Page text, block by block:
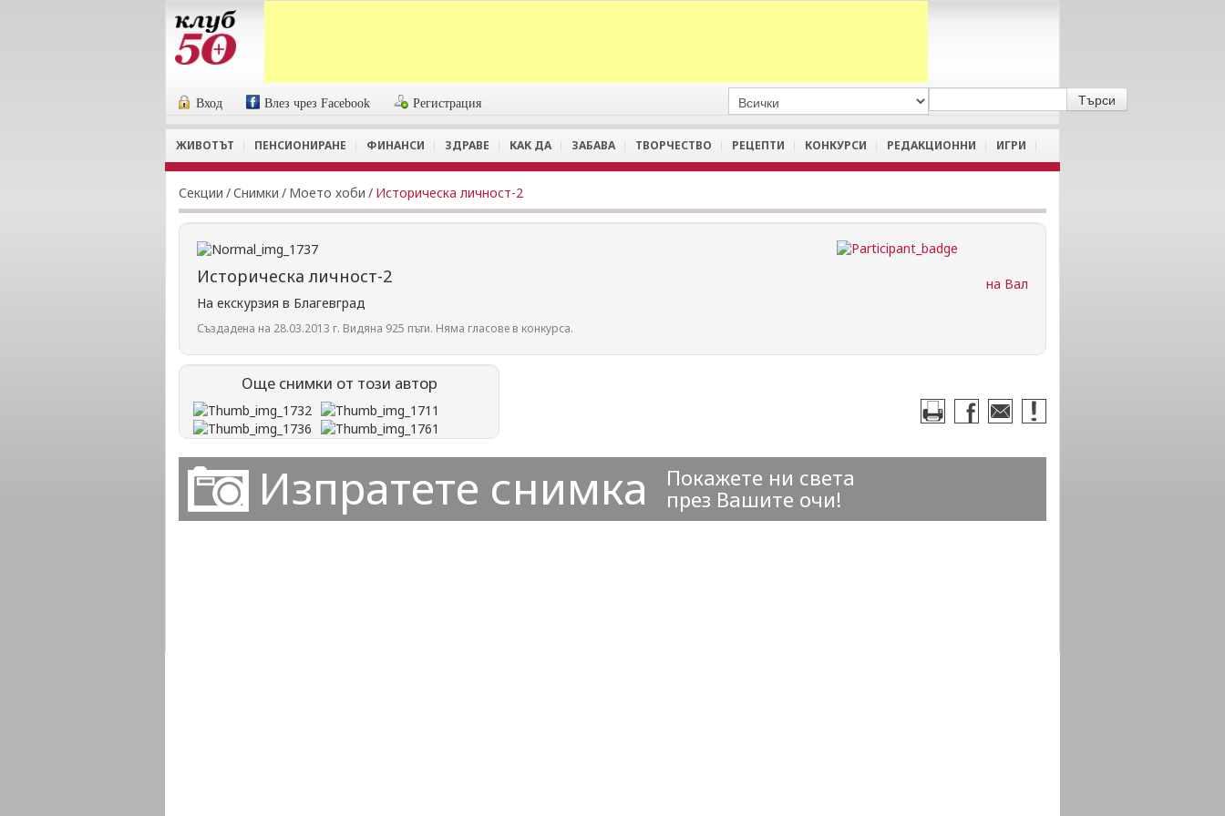
Вход Влез чрез Facebook Регистрация
ЖИВОТЪТ ПЕНСИОНИРАНЕ ФИНАНСИ ЗДРАВЕ КАК ДА ЗАБАВА ТВОРЧЕСТВО РЕЦЕПТИ КОНКУРСИ РЕДАКЦИОННИ ИГРИ
Секции /Снимки / Моето хоби / Историческа личност-2
на Вал
Историческа личност-2
На екскурзия в Благевград
Създадена на 28.03.2013 г. Видяна 925 пъти. Няма гласове в конкурса.
Още снимки от този автор
Изпратете снимка
Покажете ни света
през Вашите очи!